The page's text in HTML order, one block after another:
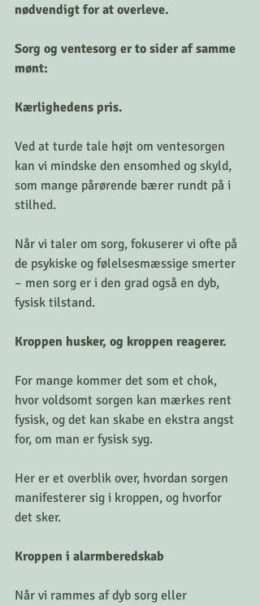
nødvendigt for at overleve.
Sorg og ventesorg er to sider af samme
mønt:
Kærlighedens pris.
Ved at turde tale højt om ventesorgen
kan vi mindske den ensomhed og skyld,
som mange pårørende bærer rundt på i
stilhed.
Når vi taler om sorg, fokuserer vi ofte på
de psykiske og følelsesmæssige smerter
– men sorg er i den grad også en dyb,
fysisk tilstand.
Kroppen husker, og kroppen reagerer.
For mange kommer det som et chok,
hvor voldsomt sorgen kan mærkes rent
fysisk, og det kan skabe en ekstra angst
for, om man er fysisk syg.
Her er et overblik over, hvordan sorgen
manifesterer sig i kroppen, og hvorfor
det sker.
Kroppen i alarmberedskab
Når vi rammes af dyb sorg eller